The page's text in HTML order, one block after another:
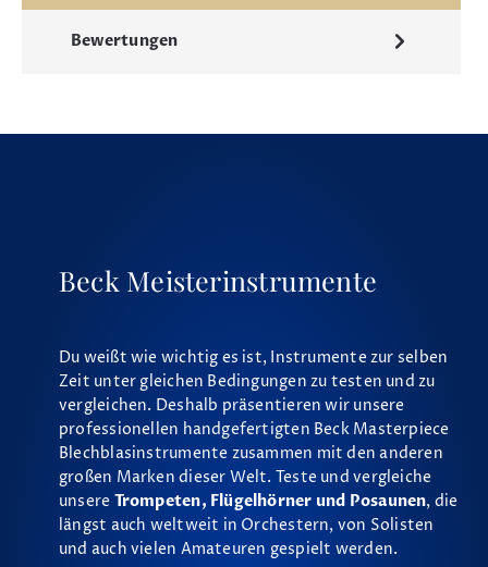
Bewertungen
Beck Meisterinstrumente
Du weißt wie wichtig es ist, Instrumente zur selben
Zeit unter gleichen Bedingungen zu testen und zu
vergleichen. Deshalb präsentieren wir unsere
professionellen handgefertigten Beck Masterpiece
Blechblasinstrumente zusammen mit den anderen
großen Marken dieser Welt. Teste und vergleiche
unsere Trompeten, Flügelhörner und Posaunen, die
längst auch weltweit in Orchestern, von Solisten
und auch vielen Amateuren gespielt werden.